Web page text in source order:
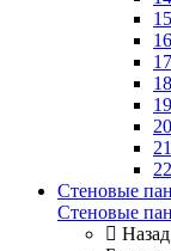
Стеновые
Стеновые
Назад